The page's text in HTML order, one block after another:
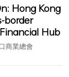
Hong Kong
border
Hub
商業總會